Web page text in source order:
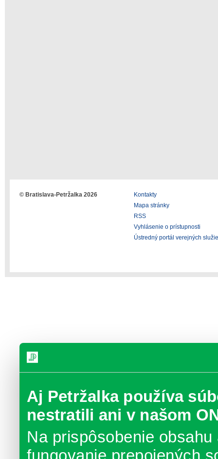
Aj Petržalka používa
nestratili ani v našom
Na prispôsobenie
© Bratislava-Petržalka 2026
Kontakty
Mapa stránky
RSS
Vyhlásenie o prístupnosti
Ústredný portál verejných